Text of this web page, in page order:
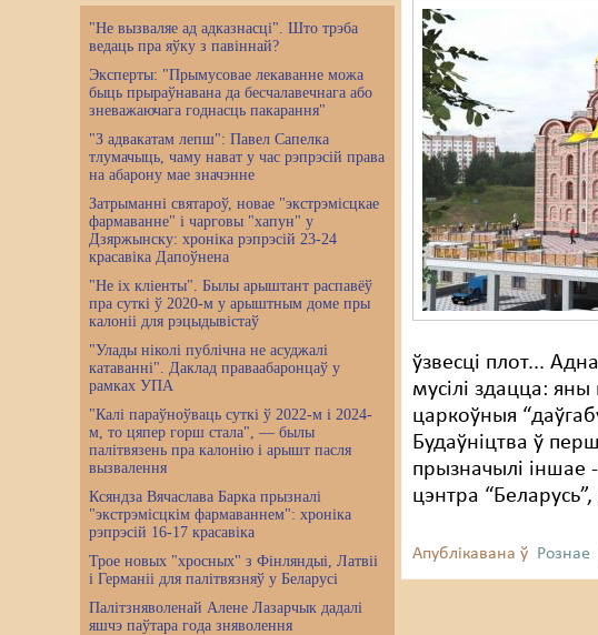
"Не вызваляе ад адказнасці". Што трэба
ведаць пра яўку з павіннай?
Эксперты: "Прымусовае лекаванне можа
быць прыраўнавана да бесчалавечнага або
зневажаючага годнасць пакарання"
"З адвакатам лепш": Павел Сапелка
тлумачыць, чаму нават у час рэпрэсій права
на абарону мае значэнне
Затрыманні святароў, новае "экстрэмісцкае
фармаванне" і чарговы "хапун" у
Дзяржынску: хроніка рэпрэсій 23-24
красавіка Дапоўнена
"Не іх кліенты". Былы арыштант распавёў
пра суткі ў 2020-м у арыштным доме пры
калоніі для рэцыдывістаў
"Улады ніколі публічна не асуджалі
катаванні". Даклад праваабаронцаў у
рамках УПА
"Калі параўноўваць суткі ў 2022-м і 2024-
м, то цяпер горш стала", — былы
палітвязень пра калонію і арышт пасля
вызвалення
Ксяндза Вячаслава Барка прызналі
"экстрэмісцкім фармаваннем": хроніка
рэпрэсій 16-17 красавіка
Трое новых "хросных" з Фінляндыі, Латвіі
і Германіі для палітвязняў у Беларусі
Палітзняволенай Алене Лазарчык дадалі
яшчэ паўтара года зняволення
ўзвесці плот...
мусілі здацца:
царкоўныя
Будаўніцтва ў
прызначылі іншае
цэнтра
Апублікавана ў Рознае